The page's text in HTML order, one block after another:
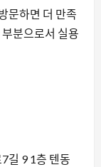
문하면 더 만족
분으로서 실용
길 9 1층 텐동